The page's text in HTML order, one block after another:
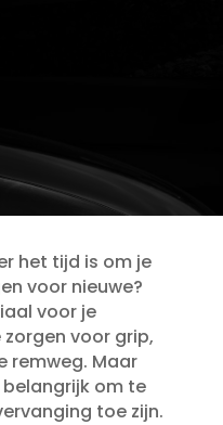
het tijd is om je
voor nieuwe?
voor je
voor grip,
remweg.​ Maar
om te
toe zijn.​